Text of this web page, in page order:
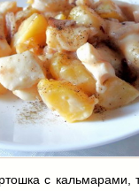
с кальмарами,